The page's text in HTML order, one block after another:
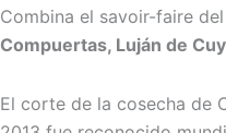
Combina el savoir-faire
Compuertas, Luján de
El corte de la cosecha de